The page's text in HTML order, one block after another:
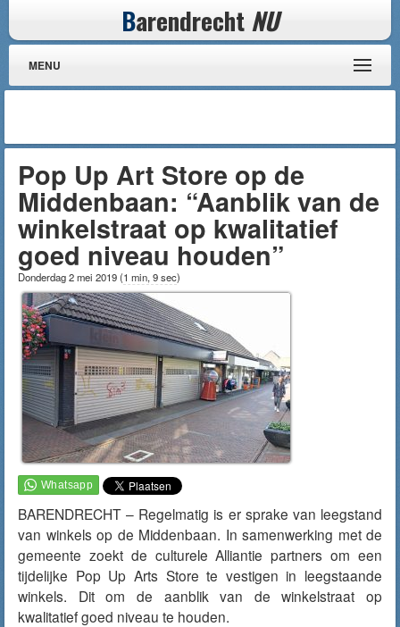
Barendrecht NU
MENU
Pop Up Art Store op de
Middenbaan: “Aanblik van de
winkelstraat op kwalitatief
goed niveau houden”
Donderdag 2 mei 2019(1 min, 9 sec)
BARENDRECHT – Regelmatig is er sprake van leegstand
van winkels op de Middenbaan. In samenwerking met de
gemeente zoekt de culturele Alliantie partners om een
tijdelijke Pop Up Arts Store te vestigen in leegstaande
winkels. Dit om de aanblik van de winkelstraat op
kwalitatief goed niveau te houden.